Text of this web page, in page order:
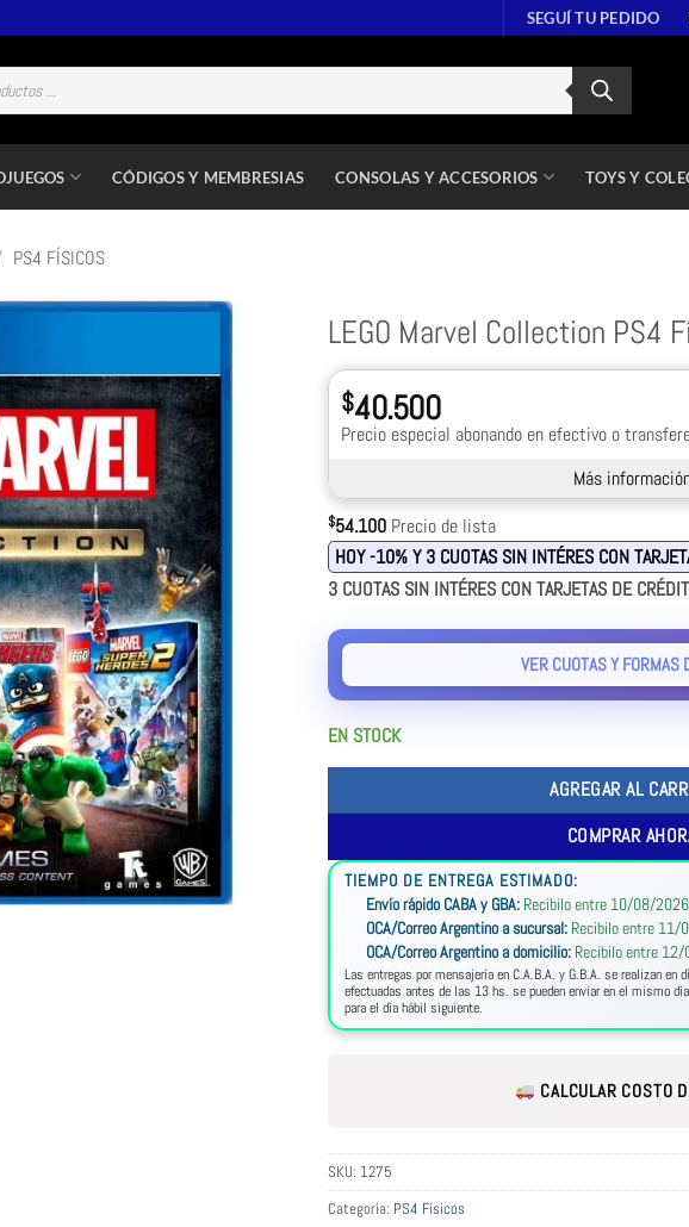
SEGUÍ TU PEDIDO
CÓDIGOS Y MEMBRESIAS CONSOLAS Y ACCESORIOS TOYS Y
PS4 FÍSICOS
LEGO Marvel Collection PS4
$40.500
Precio especial abonando en efectivo o
Más
$54.100 Precio de lista
HOY -10% Y 3 CUOTAS SIN INTÉRES CON
3 CUOTAS SIN INTÉRES CON TARJETAS DE
VER CUOTAS Y FORMAS
EN STOCK
AGREGAR AL
COMPRAR
TIEMPO DE ENTREGA ESTIMADO:
Envío rápido CABA y GBA: Recibilo entre 10/08/
OCA/Correo Argentino a sucursal: Recibilo entre
OCA/Correo Argentino a domicilio: Recibilo entre
Las entregas por mensajería en C.A.B.A. y G.B.A. se realizan
efectuadas antes de las 13 hs. se pueden enviar en el mismo
para el día hábil siguiente.
CALCULAR COSTO
SKU: 1275
Categoría: PS4 Físicos